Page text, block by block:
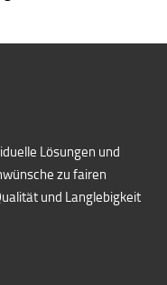
Lösungen und
zu fairen
und Langlebigkeit